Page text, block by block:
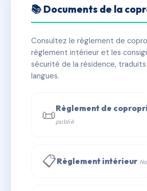
LOTISSEMENT
✓ Immatriculée ⚠ Admin.
🏗 1 bâtiment(s)
📞 Contacter Syndic Digital
✉ Email
📚 Documents de la
Consultez le règlement de
règlement intérieur et les
sécurité de la résidence, traduits
langues.
📜Règlement de
publié
📋Règlement intérieur